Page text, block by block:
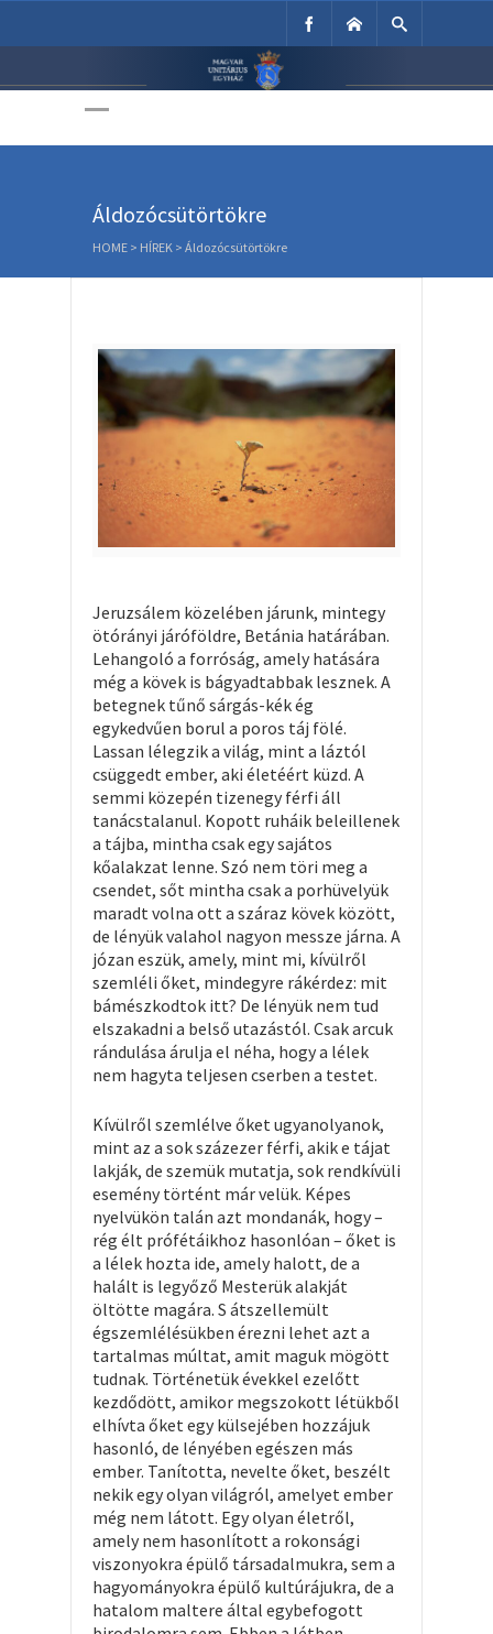
Unitárius Egyház
Áldozócsütörtökre
HOME > HÍREK > Áldozócsütörtökre
Jeruzsálem közelében járunk, mintegy
ötórányi járóföldre, Betánia határában.
Lehangoló a forróság, amely hatására
még a kövek is bágyadtabbak lesznek. A
betegnek tűnő sárgás-kék ég
egykedvűen borul a poros táj fölé.
Lassan lélegzik a világ, mint a láztól
csüggedt ember, aki életéért küzd. A
semmi közepén tizenegy férfi áll
tanácstalanul. Kopott ruháik beleillenek
a tájba, mintha csak egy sajátos
kőalakzat lenne. Szó nem töri meg a
csendet, sőt mintha csak a porhüvelyük
maradt volna ott a száraz kövek között,
de lényük valahol nagyon messze járna. A
józan eszük, amely, mint mi, kívülről
szemléli őket, mindegyre rákérdez: mit
bámészkodtok itt? De lényük nem tud
elszakadni a belső utazástól. Csak arcuk
rándulása árulja el néha, hogy a lélek
nem hagyta teljesen cserben a testet.
Kívülről szemlélve őket ugyanolyanok,
mint az a sok százezer férfi, akik e tájat
lakják, de szemük mutatja, sok rendkívüli
esemény történt már velük. Képes
nyelvükön talán azt mondanák, hogy –
rég élt prófétáikhoz hasonlóan – őket is
a lélek hozta ide, amely halott, de a
halált is legyőző Mesterük alakját
öltötte magára. S átszellemült
égszemlélésükben érezni lehet azt a
tartalmas múltat, amit maguk mögött
tudnak. Történetük évekkel ezelőtt
kezdődött, amikor megszokott létükből
elhívta őket egy külsejében hozzájuk
hasonló, de lényében egészen más
ember. Tanította, nevelte őket, beszélt
nekik egy olyan világról, amelyet ember
még nem látott. Egy olyan életről,
amely nem hasonlított a rokonsági
viszonyokra épülő társadalmukra, sem a
hagyományokra épülő kultúrájukra, de a
hatalom maltere által egybefogott